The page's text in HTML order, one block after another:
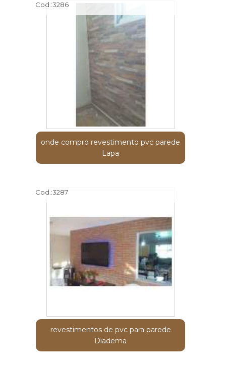
Cod.:3286
onde compro revestimento pvc parede
Lapa
Cod.:3287
revestimentos de pvc para parede
Diadema